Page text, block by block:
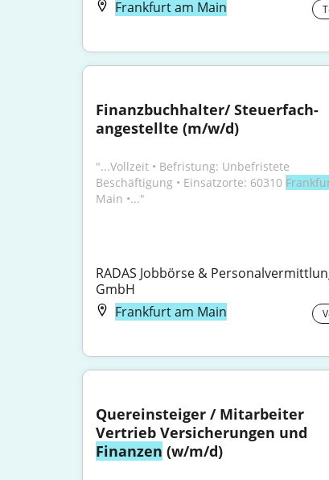
Frankfurt am Main
Finanz­buch­halter/ Steuer­fach­
angestellte (m/w/d)
"...Vollzeit • Befristung: Unbefristete
Beschäftigung • Einsatzorte: 60310
Main •..."
RADAS Jobbörse &
GmbH
Frankfurt am Main
Quereinsteiger / Mitarbeiter
Finanzen (w/m/d)